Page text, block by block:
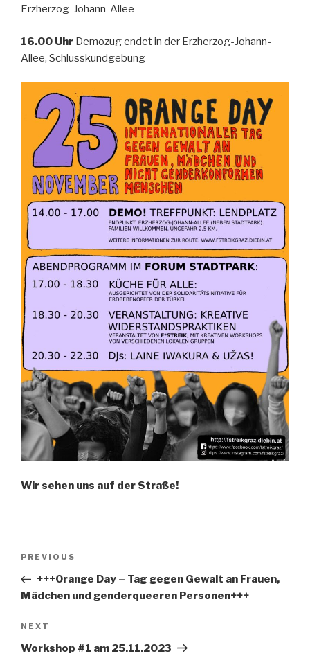
Erzherzog-Johann-Allee
16.00 Uhr Demozug endet in der Erzherzog-Johann-
Allee, Schlusskundgebung
Wir sehen uns auf der Straße!
Previous
Post
PREVIOUS
+++Orange Day – Tag gegen Gewalt an Frauen,
Mädchen und genderqueeren Personen+++
Next
Post
NEXT
Workshop #1 am 25.11.2023